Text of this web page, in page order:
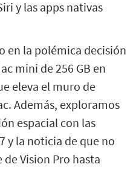
y las apps nativas
en la polémica decisión
mini de 256 GB en
eleva el muro de
Además, exploramos
espacial con las
y la noticia de que no
Vision Pro hasta